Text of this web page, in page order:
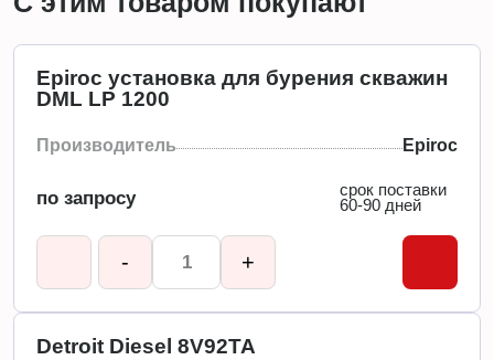
Epiroc установка для бурения скважин
DML LP 1200
Производитель Epiroc
по запросу
срок поставки
60-90 дней
- +
Detroit Diesel 8V92TA